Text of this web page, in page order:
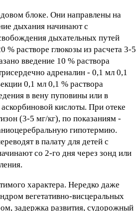
блоке. Они направлены на
дыхания начинают с
дыхательных путей
растворе глюкозы из расчета 3-5
введение 10 % раствора
адреналин - 0,1 мл 0,1
0,1 мл 0,1 % раствора
в вену пуповины или в
кислоты. При отеке
(3-5 мг/кг), по показаниям -
гипотермию.
в палату для детей с
со 2-го дня через зонд или
характера. Нередко даже
вегетативно-висцеральных
задержка развития, судорожный